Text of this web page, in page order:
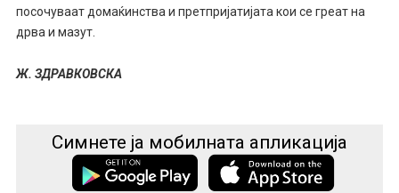
посочуваат домаќинства и претпријатијата кои се греат на
дрва и мазут.
Ж. ЗДРАВКОВСКА
Симнете ја мобилната апликација